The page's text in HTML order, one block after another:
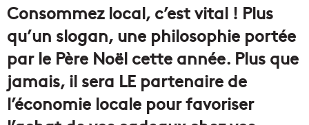
Consommez local, c’est vital ! Plus
qu’un slogan, une philosophie portée
par le Père Noël cette année. Plus que
jamais, il sera LE partenaire de
l’économie locale pour favoriser